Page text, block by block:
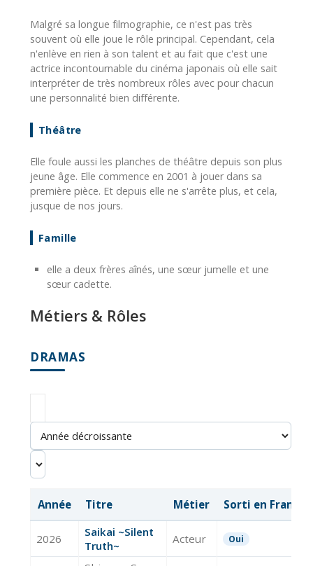
Malgré sa longue filmographie, ce n'est pas très
souvent où elle joue le rôle principal. Cependant, cela
n'enlève en rien à son talent et au fait que c'est une
actrice incontournable du cinéma japonais où elle sait
interpréter de très nombreux rôles avec pour chacun
une personnalité bien différente.
Théâtre
Elle foule aussi les planches de théâtre depuis son plus
jeune âge. Elle commence en 2001 à jouer dans sa
première pièce. Et depuis elle ne s'arrête plus, et cela,
jusque de nos jours.
Famille
elle a deux frères aînés, une sœur jumelle et une
sœur cadette.
Métiers & Rôles
DRAMAS
Année Titre Métier Sorti en France
2026
Saikai ~Silent
Truth~
Acteur Oui